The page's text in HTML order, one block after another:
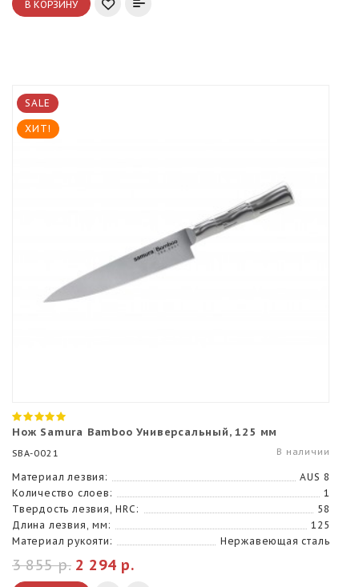
В КОРЗИНУ
SALE
ХИТ!
Нож Samura Bamboo Универсальный, 125 мм
SBA-0021 В наличии
Материал лезвия:
AUS 8
Количество слоев:
1
Твердость лезвия, HRC:
58
Длина лезвия, мм:
125
Материал рукояти:
Нержавеющая сталь
2 294 р.
3 855 р.